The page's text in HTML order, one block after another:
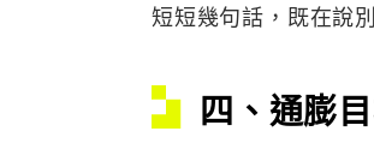
短短幾句話，既在說
四、通膨